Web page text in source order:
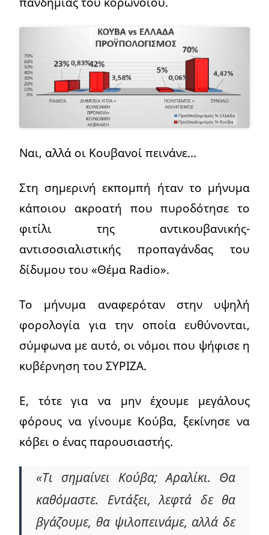
Ναι, αλλά οι Κουβανοί πεινάνε…
Στη σημερινή εκπομπή ήταν το μήνυμα
κάποιου ακροατή που πυροδότησε το
φιτίλι της αντικουβανικής-
αντισοσιαλιστικής προπαγάνδας του
δίδυμου του «Θέμα Radio».
Το μήνυμα αναφερόταν στην υψηλή
φορολογία για την οποία ευθύνονται,
σύμφωνα με αυτό, οι νόμοι που ψήφισε η
κυβέρνηση του ΣΥΡΙΖΑ.
Ε, τότε για να μην έχουμε μεγάλους
φόρους να γίνουμε Κούβα, ξεκίνησε να
κόβει ο ένας παρουσιαστής.
«Τι σημαίνει Κούβα; Αραλίκι. Θα
καθόμαστε. Εντάξει, λεφτά δε θα
βγάζουμε, θα ψιλοπεινάμε, αλλά δε